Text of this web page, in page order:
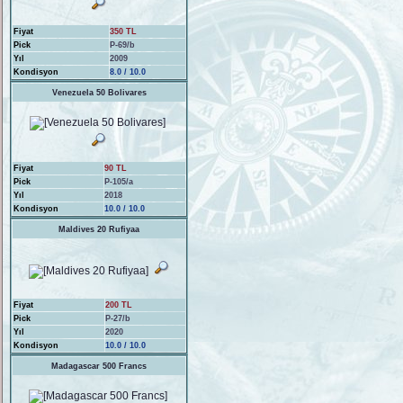
Fiyat
350 TL
Pick
P-69/b
Yıl
2009
Kondisyon
8.0 / 10.0
Venezuela 50 Bolivares
Fiyat
90 TL
Pick
P-105/a
Yıl
2018
Kondisyon
10.0 / 10.0
Maldives 20 Rufiyaa
Fiyat
200 TL
Pick
P-27/b
Yıl
2020
Kondisyon
10.0 / 10.0
Madagascar 500 Francs